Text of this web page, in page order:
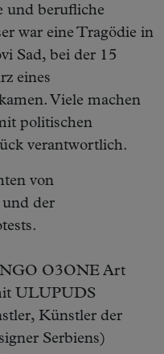
und berufliche
war eine Tragödie in
Sad, bei der 15
eines
Viele machen
politischen
verantwortlich.
von
und der
NGO O3ONE Art
ULUPUDS
Künstler der
Serbiens)